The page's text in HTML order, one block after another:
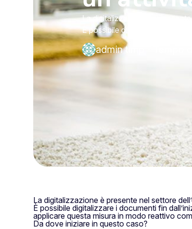
La digitalizzazione è il
È possibile digitalizzare i
admin timp Tempo
La digitalizzazione è presente nel settore
È possibile digitalizzare i documenti fin
applicare questa misura in modo reattivo
Da dove iniziare in questo caso?